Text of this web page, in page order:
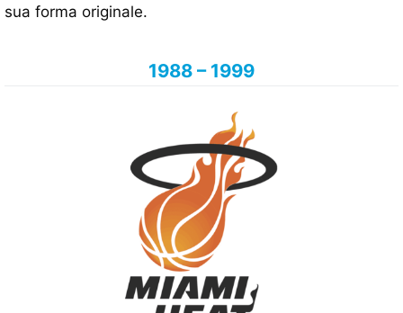
sua forma originale.
1988 – 1999